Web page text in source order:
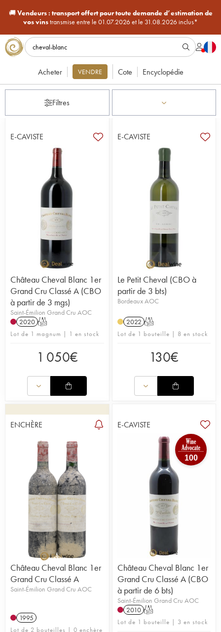
🚚Vendeurs : transport offert pour toute demande d’estimation de
vos vinstransmise entre le 01.07.2026 et le 31.08.2026 inclus*
Acheter VENDRE Cote Encyclopédie
Filtres
E-CAVISTE
Château Cheval Blanc 1er
Grand Cru Classé A (CBO
à partir de 3 mgs)
Saint-Émilion Grand Cru AOC
2020 T
Lot de 1 magnum | 1 en stock
1 050€
E-CAVISTE
Le Petit Cheval (CBO à
partir de 3 bts)
Bordeaux AOC
2022 T
Lot de 1 bouteille | 8 en stock
130€
ENCHÈRE
Château Cheval Blanc 1er
Grand Cru Classé A
Saint-Émilion Grand Cru AOC
1995
Lot de 2 bouteilles | 0 enchère
E-CAVISTE
100
Château Cheval Blanc 1er
Grand Cru Classé A (CBO
à partir de 6 bts)
Saint-Émilion Grand Cru AOC
2010 T
Lot de 1 bouteille | 3 en stock